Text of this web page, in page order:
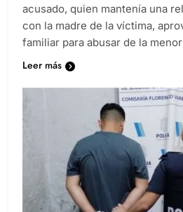
acusado, quien mantenía una
con la madre de la víctima,
familiar para abusar de la
Leer más